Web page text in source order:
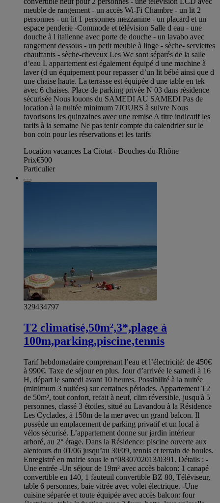
meuble de rangement - un accès Wi-Fi Chambre - un lit 2
personnes - un lit 1 personnes mezzanine - un placard et un
espace penderie -Commode et télévision Salle d eau - une
douche à l italienne avec porte de douche - un lavabo avec
rangement dessous - un petit meuble à linge - sèche- serviettes
chauffants - sèche-cheveux Les Wc sont séparés de la salle
d’eau L appartement est également équipé d une machine à
laver (d un équipement pour repasser d’un lit bébé ainsi que d
une chaise haute. La terrasse est équipée d une table en tek
avec 6 chaises. Place de parking privée N 03 dans résidence
sécurisée Nous louons du SAMEDI AU SAMEDI Pas de
location à la nuitée minimum 7JOURS à suivre Nous
favorisons les quinzaines avec une remise A titre indicatif les
tarifs à la semaine Ne pas tenir compte du calendrier sur le
bon coin pour les réservations et les tarifs
Location vacances La Ciotat - Bouches-du-Rhône
Prix€500
Particulier
329434797
T2 climatisé,50m²,3*,plage à
100m,parking,piscine,tennis
Tarif hebdomadaire comprenant l’eau et l’électricité: de 450€
à 990€. Taxe de séjour en plus. Jour d’arrivée le samedi à 16
H, départ le samedi avant 10 heures. Possibilité à la nuitée
(minimum 3 nuitées) sur certaines périodes. Appartement T2
de 50m², tout confort, refait à neuf, clim réversible, jusqu'à 5
personnes, classé 3 étoiles, situé au Lavandou à la Résidence
Les Cyclades, à 150m de la mer avec un grand balcon. Il
possède un emplacement de parking privatif et un local à
vélos sécurisé. L’appartement donne sur jardin intérieur
arboré, au 2° étage. Dans la Résidence: piscine ouverte aux
alentours du 01/06 jusqu’au 30/09, tennis et terrain de boules.
Enregistré en mairie sous le n°0830702013/0391. Détails : -
Une entrée -Un séjour de 19m² avec accès balcon: 1 canapé
convertible en 140, 1 fauteuil convertible BZ 80, Téléviseur,
table 6 personnes, baie vitrée avec volet électrique. -Une
cuisine séparée et toute équipée avec accès balcon: four